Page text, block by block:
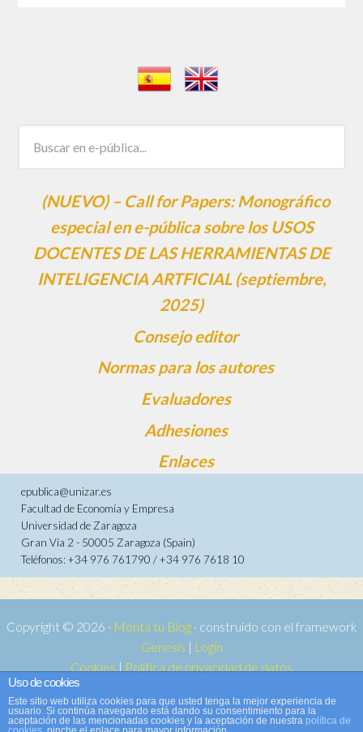
(NUEVO) – Call for Papers: Monográfico
especial en e-pública sobre los USOS
DOCENTES DE LAS HERRAMIENTAS DE
INTELIGENCIA ARTFICIAL (septiembre,
2025)
Consejo editor
Normas para los autores
Evaluadores
Adhesiones
Enlaces
epublica@unizar.es
Facultad de Economía y Empresa
Universidad de Zaragoza
Gran Vía 2 - 50005 Zaragoza (Spain)
Teléfonos: +34 976 761790 / +34 976 7618 10
Copyright © 2026 · Monta tu Blog· construido con el framework
Genesis | Login
Cookies | Política de privacidad de datos
Copyright © 2026 ·
WordPress·Acceder
Uso de cookies
Este sitio web utiliza cookies para que usted tenga la mejor experiencia de
usuario. Si continúa navegando está dando su consentimiento para la
aceptación de las mencionadas cookies y la aceptación de nuestra política de